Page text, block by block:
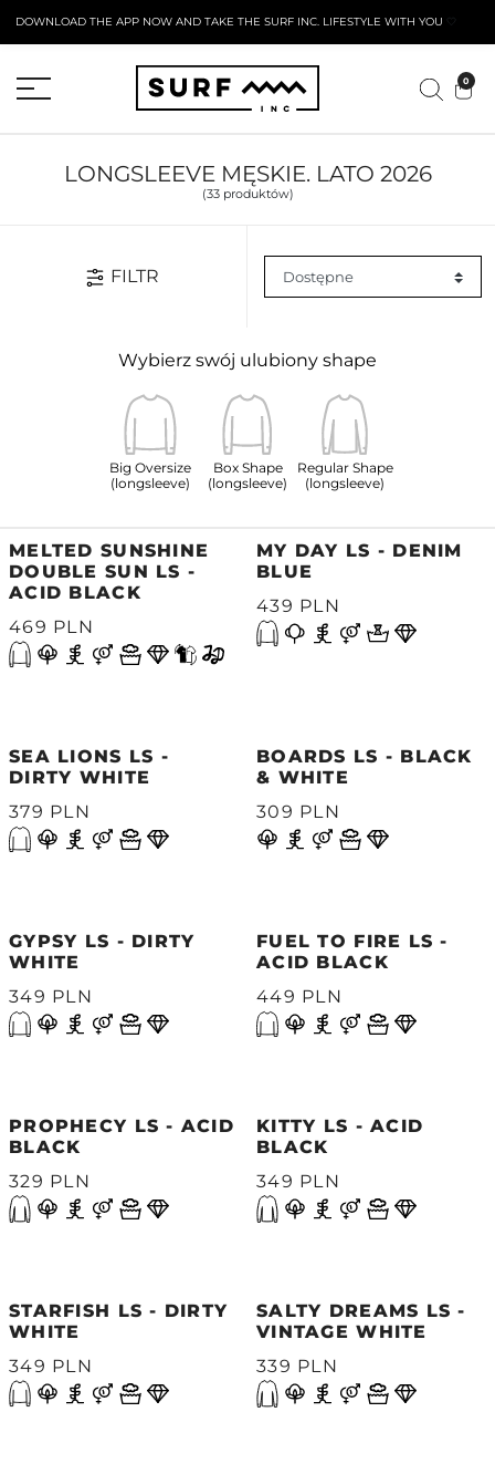
DOWNLOAD THE APP NOW AND TAKE THE SURF INC. LIFESTYLE WITH YOU 🤍
0
Wybierz swój ulubiony shape
Big Oversize
(longsleeve)
Box Shape
(longsleeve)
Regular Shape
(longsleeve)
LONGSLEEVE MĘSKIE. LATO 2026
(33 produktów)
FILTR
MELTED SUNSHINE
DOUBLE SUN LS -
ACID BLACK
469 PLN
MY DAY LS - DENIM
BLUE
439 PLN
SEA LIONS LS -
DIRTY WHITE
379 PLN
BOARDS LS - BLACK
& WHITE
309 PLN
GYPSY LS - DIRTY
WHITE
349 PLN
FUEL TO FIRE LS -
ACID BLACK
449 PLN
PROPHECY LS - ACID
BLACK
329 PLN
KITTY LS - ACID
BLACK
349 PLN
STARFISH LS - DIRTY
WHITE
349 PLN
SALTY DREAMS LS -
VINTAGE WHITE
339 PLN
AKTYWNY FORMULARZ ZWROTU